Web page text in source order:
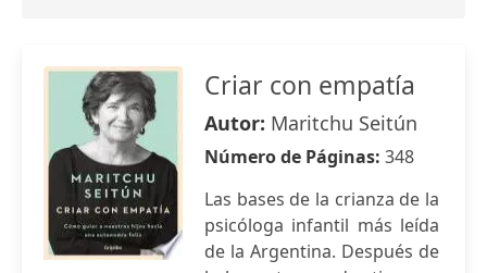
Criar con empatía
Autor: Maritchu Seitún
Número de Páginas: 348
Las bases de la crianza de la
psicóloga infantil más leída
de la Argentina. Después de